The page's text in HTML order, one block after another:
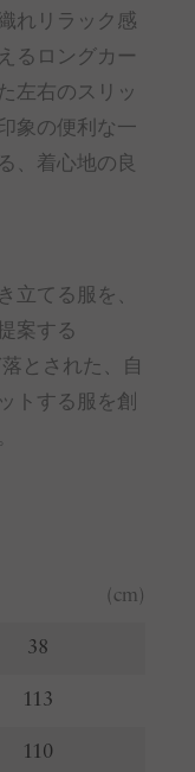
れリラック感
るロングカー
左右のスリッ
象の便利な一
、着心地の良
立てる服を、
案する
とされた、自
トする服を創
(cm)
38
113
110